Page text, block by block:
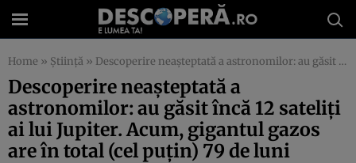
Home » Știință » Descoperire neaşteptată a astronomilor: au găsit încă 12 sateliţi ai lui Jupiter. Acum, gigantul gazos are în total (cel puţin) 79 de luni
Descoperire neaşteptată a
astronomilor: au găsit încă 12 sateliţi
ai lui Jupiter. Acum, gigantul gazos
are în total (cel puţin) 79 de luni